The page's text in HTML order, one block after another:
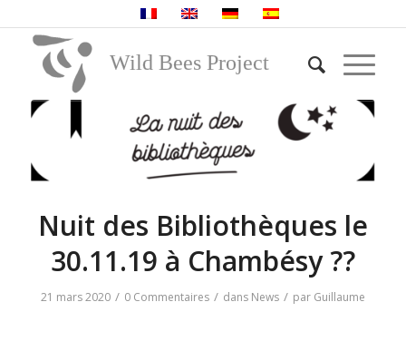
Wild Bees Project
Nuit des Bibliothèques le
30.11.19 à Chambésy ??
21 mars 2020 / 0 Commentaires / dans News / par Guillaume